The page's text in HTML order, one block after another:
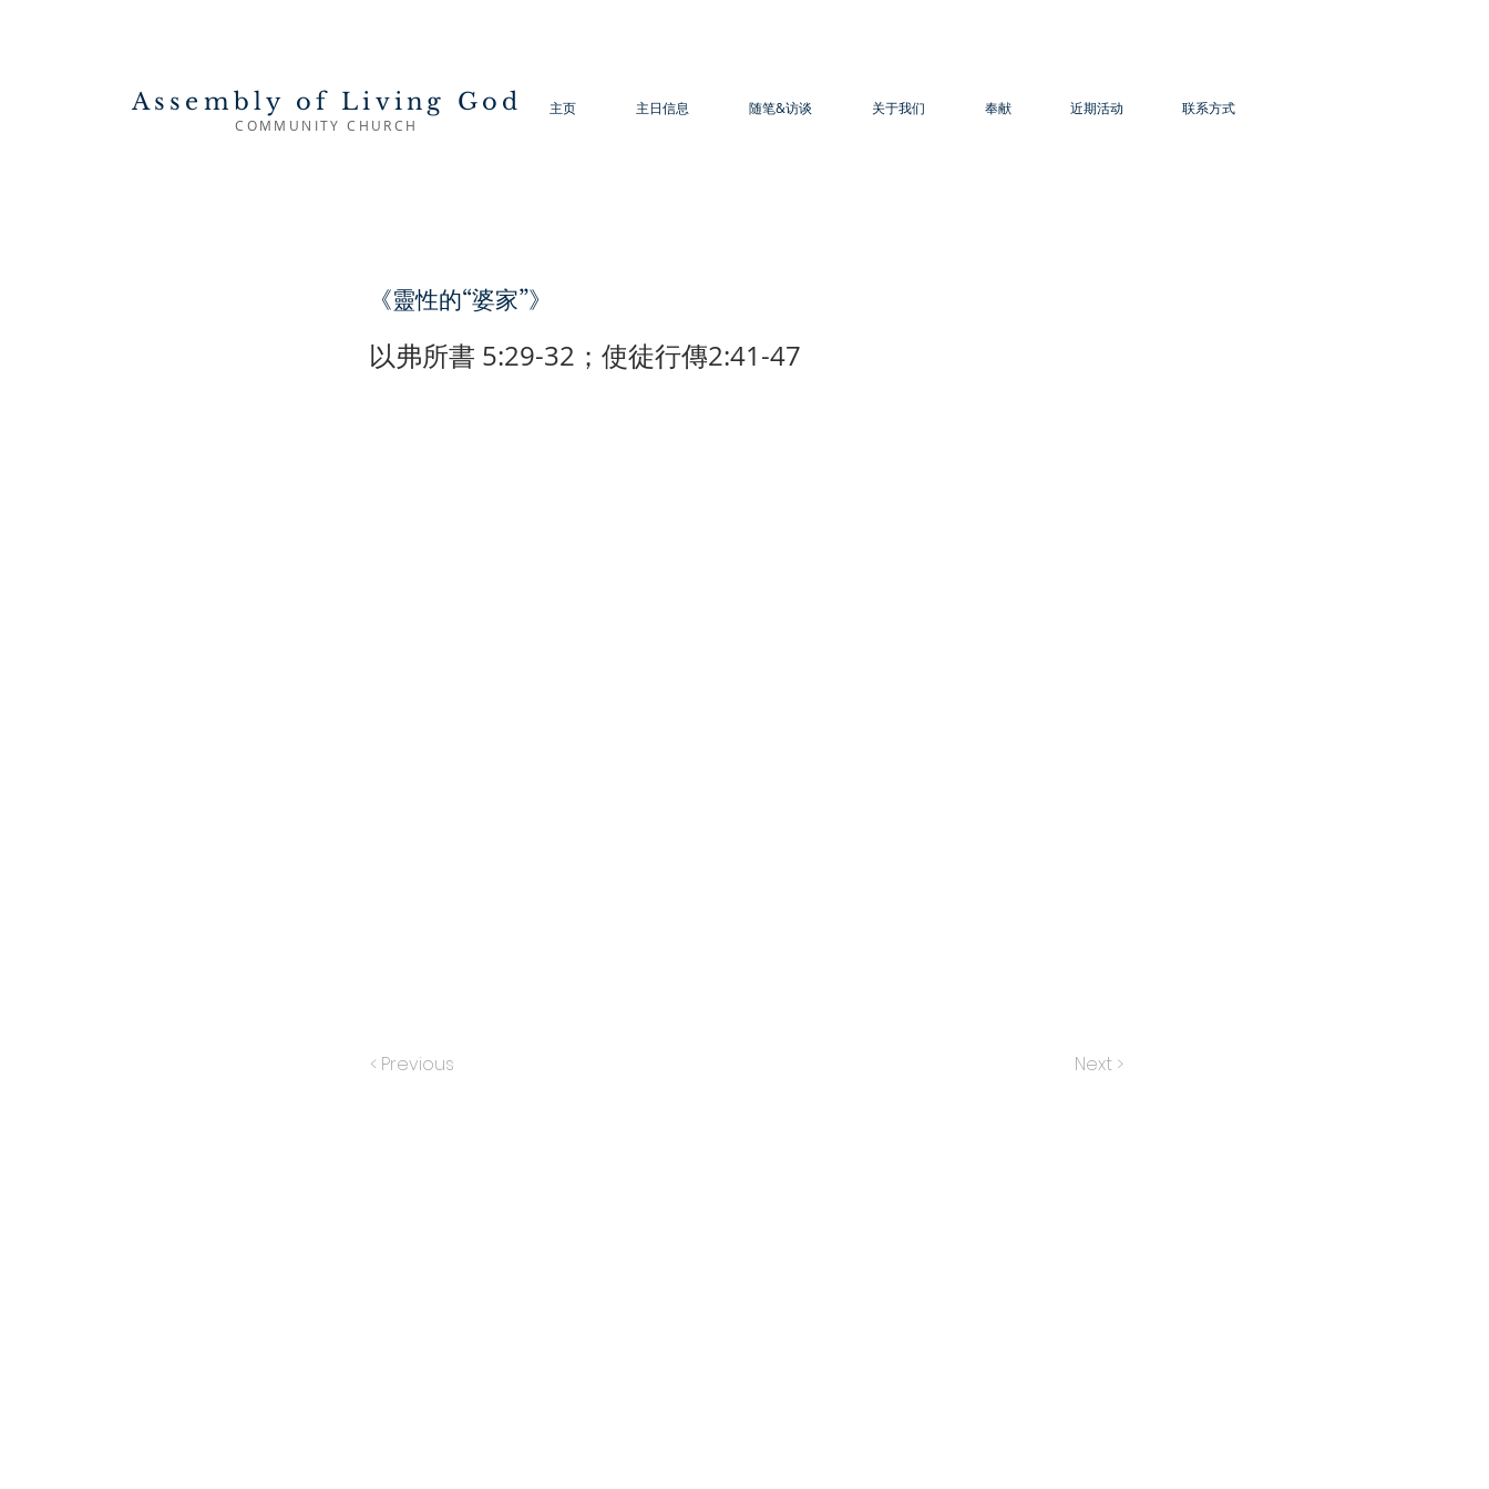
Assembly of Living God
COMMUNITY CHURCH
主页 主日信息 随笔&访谈 关于我们 奉献 近期活动 联系方式
《靈性的“婆家”》
以弗所書 5:29-32；使徒行傳2:41-47
< Previous Next >